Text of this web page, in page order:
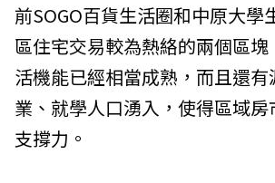
前SOGO百貨生活圈和中原大學
區住宅交易較為熱絡的兩個區
活機能已經相當成熟，而且還
業、就學人口湧入，使得區域
支撐力。